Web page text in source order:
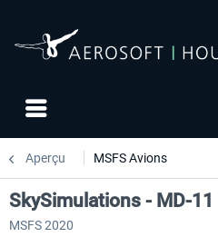
Aperçu MSFS Avions
SkySimulations - MD-11
MSFS 2020